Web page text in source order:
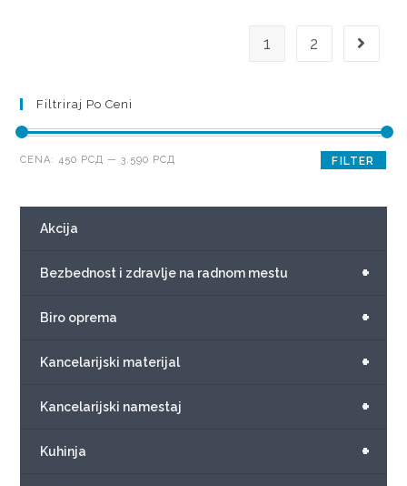
1 2
Filtriraj Po Ceni
FILTER
CENA:450 РСД —3.590 РСД
Akcija
+
Bezbednost i zdravlje na radnom mestu
+
Biro oprema
+
Kancelarijski materijal
+
Kancelarijski namestaj
+
Kuhinja